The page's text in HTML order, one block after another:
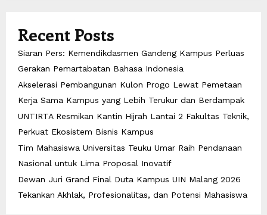
Recent Posts
Siaran Pers: Kemendikdasmen Gandeng Kampus Perluas
Gerakan Pemartabatan Bahasa Indonesia
Akselerasi Pembangunan Kulon Progo Lewat Pemetaan
Kerja Sama Kampus yang Lebih Terukur dan Berdampak
UNTIRTA Resmikan Kantin Hijrah Lantai 2 Fakultas Teknik,
Perkuat Ekosistem Bisnis Kampus
Tim Mahasiswa Universitas Teuku Umar Raih Pendanaan
Nasional untuk Lima Proposal Inovatif
Dewan Juri Grand Final Duta Kampus UIN Malang 2026
Tekankan Akhlak, Profesionalitas, dan Potensi Mahasiswa